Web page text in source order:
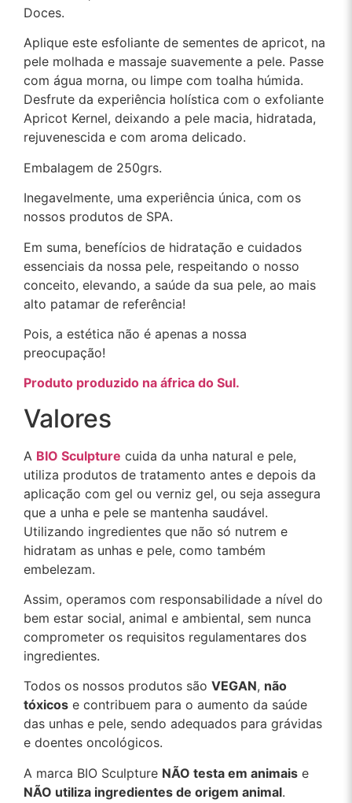
Doces.
Aplique este esfoliante de sementes de apricot, na
pele molhada e massaje suavemente a pele. Passe
com água morna, ou limpe com toalha húmida.
Desfrute da experiência holística com o exfoliante
Apricot Kernel, deixando a pele macia, hidratada,
rejuvenescida e com aroma delicado.
Embalagem de 250grs.
Inegavelmente, uma experiência única, com os
nossos produtos de SPA.
Em suma, benefícios de hidratação e cuidados
essenciais da nossa pele, respeitando o nosso
conceito, elevando, a saúde da sua pele, ao mais
alto patamar de referência!
Pois, a estética não é apenas a nossa
preocupação!
Produto produzido na áfrica do Sul.
Valores
A BIO Sculpture cuida da unha natural e pele,
utiliza produtos de tratamento antes e depois da
aplicação com gel ou verniz gel, ou seja assegura
que a unha e pele se mantenha saudável.
Utilizando ingredientes que não só nutrem e
hidratam as unhas e pele, como também
embelezam.
Assim, operamos com responsabilidade a nível do
bem estar social, animal e ambiental, sem nunca
comprometer os requisitos regulamentares dos
ingredientes.
Todos os nossos produtos são VEGAN, não
tóxicos e contribuem para o aumento da saúde
das unhas e pele, sendo adequados para grávidas
e doentes oncológicos.
A marca BIO Sculpture NÃO testa em animais e
NÃO utiliza ingredientes de origem animal.